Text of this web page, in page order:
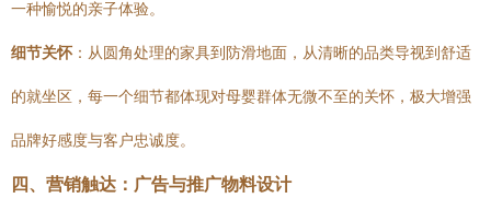
一种愉悦的亲子体验。
细节关怀 ：从圆角处理的家具到防滑地面，从清晰的品类导视到舒适
的就坐区，每一个细节都体现对母婴群体无微不至的关怀，极大增强
品牌好感度与客户忠诚度。
四、营销触达：广告与推广物料设计